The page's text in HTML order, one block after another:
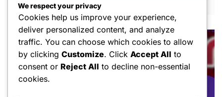
We respect your privacy
Cookies help us improve your experience,
deliver personalized content, and analyze
traffic. You can choose which cookies to allow
by clicking Customize. Click Accept All to
consent or Reject All to decline non-essential
cookies.